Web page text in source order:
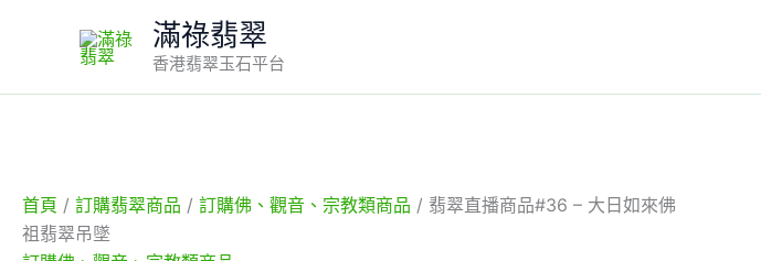
滿祿翡翠
香港翡翠玉石平台
首頁 / 訂購翡翠商品 / 訂購佛、觀音、宗教類商品 / 翡翠直播商品#36 – 大日如來佛
祖翡翠吊墜
商
日
如
來